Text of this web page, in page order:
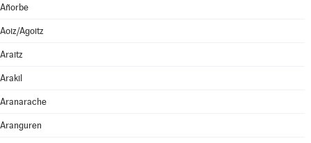
Añorbe
Aoiz/Agoitz
Araitz
Arakil
Aranarache
Aranguren